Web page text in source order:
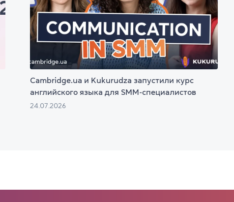
Cambridge.ua и Kukurudza запустили курс
английского языка для SMM-специалистов
24.07.2026